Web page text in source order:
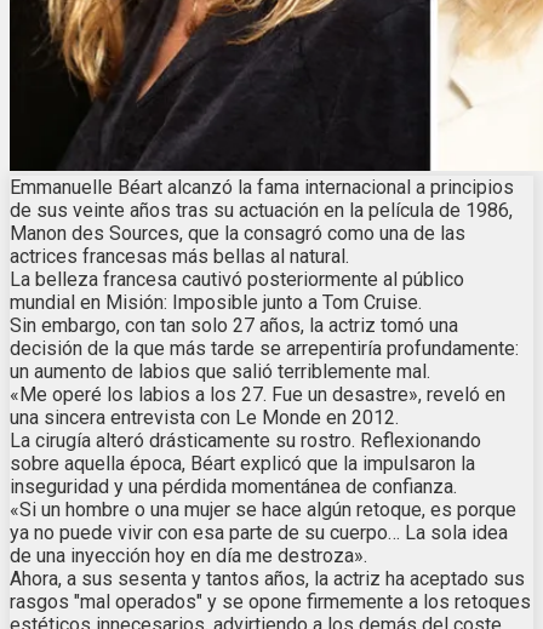
Emmanuelle Béart alcanzó la fama internacional a principios
de sus veinte años tras su actuación en la película de 1986,
Manon des Sources, que la consagró como una de las
actrices francesas más bellas al natural.
La belleza francesa cautivó posteriormente al público
mundial en Misión: Imposible junto a Tom Cruise.
Sin embargo, con tan solo 27 años, la actriz tomó una
decisión de la que más tarde se arrepentiría profundamente:
un aumento de labios que salió terriblemente mal.
«Me operé los labios a los 27. Fue un desastre», reveló en
una sincera entrevista con Le Monde en 2012.
La cirugía alteró drásticamente su rostro. Reflexionando
sobre aquella época, Béart explicó que la impulsaron la
inseguridad y una pérdida momentánea de confianza.
«Si un hombre o una mujer se hace algún retoque, es porque
ya no puede vivir con esa parte de su cuerpo… La sola idea
de una inyección hoy en día me destroza».
Ahora, a sus sesenta y tantos años, la actriz ha aceptado sus
rasgos "mal operados" y se opone firmemente a los retoques